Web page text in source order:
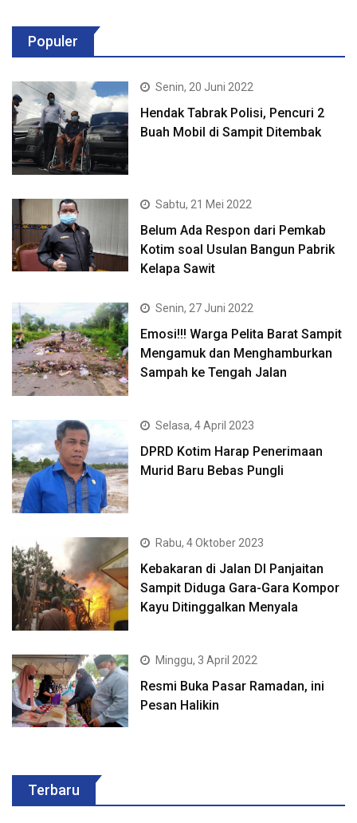
Populer
Senin, 20 Juni 2022
Hendak Tabrak Polisi, Pencuri 2
Buah Mobil di Sampit Ditembak
Sabtu, 21 Mei 2022
Belum Ada Respon dari Pemkab
Kotim soal Usulan Bangun Pabrik
Kelapa Sawit
Senin, 27 Juni 2022
Emosi!!! Warga Pelita Barat Sampit
Mengamuk dan Menghamburkan
Sampah ke Tengah Jalan
Selasa, 4 April 2023
DPRD Kotim Harap Penerimaan
Murid Baru Bebas Pungli
Rabu, 4 Oktober 2023
Kebakaran di Jalan DI Panjaitan
Sampit Diduga Gara-Gara Kompor
Kayu Ditinggalkan Menyala
Minggu, 3 April 2022
Resmi Buka Pasar Ramadan, ini
Pesan Halikin
Terbaru